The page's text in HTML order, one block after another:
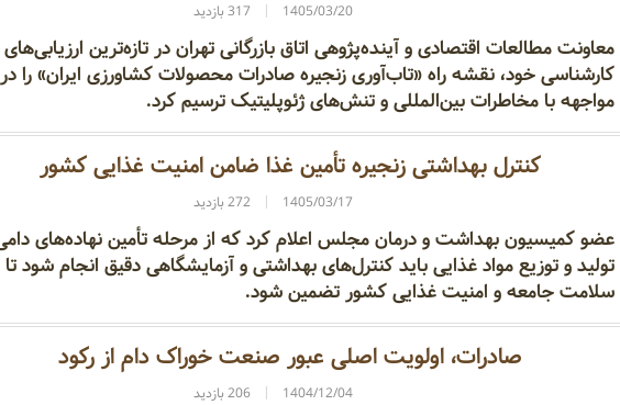
1405/03/20 317 بازدید
معاونت مطالعات اقتصادی و آینده‌پژوهی اتاق بازرگانی تهران در تازه‌ترین ارزیابی‌های
کارشناسی خود، نقشه راه «تاب‌آوری زنجیره صادرات محصولات کشاورزی ایران» را در
مواجهه با مخاطرات بین‌المللی و تنش‌های ژئوپلیتیک ترسیم کرد.
کنترل بهداشتی زنجیره تأمین غذا ضامن امنیت غذایی کشور
1405/03/17 272 بازدید
عضو کمیسیون بهداشت و درمان مجلس اعلام کرد که از مرحله تأمین نهاده‌های
تولید و توزیع مواد غذایی باید کنترل‌های بهداشتی و آزمایشگاهی دقیق انجام شود تا
سلامت جامعه و امنیت غذایی کشور تضمین شود.
صادرات، اولویت اصلی عبور صنعت خوراک دام از رکود
1404/12/04 206 بازدید